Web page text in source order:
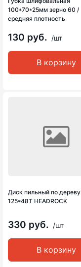
100*70*25мм зерно 60 /
средняя плотность
130 руб. /шт
В корзину
Диск пильный по дереву
125*48Т HEADROCK
330 руб. /шт
В корзину